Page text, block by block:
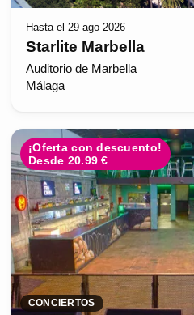
Hasta el 29 ago 2026
Starlite Marbella
Auditorio de Marbella
Málaga
¡Oferta con descuento!
Desde 20.99 €
CONCIERTOS